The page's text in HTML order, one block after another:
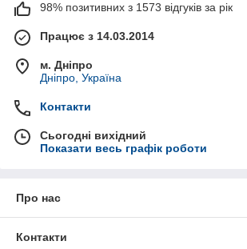
98% позитивних з 1573 відгуків за рік
Працює з 14.03.2014
м. Дніпро
Дніпро, Україна
Контакти
Сьогодні вихідний
Показати весь графік роботи
Про нас
Контакти